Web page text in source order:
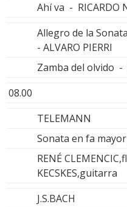
Ahí va - RICARDO
Allegro de la
- ALVARO PIERRI
Zamba del olvido -
08.00
TELEMANN
Sonata en fa
RENÉ
KECSKES,guitarra
J.S.BACH